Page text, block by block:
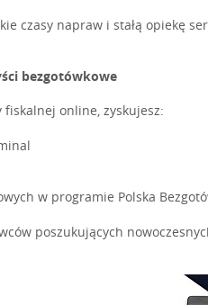
czasy napraw i stałą opiekę
bezgotówkowe
online, zyskujesz:
w programie Polska
poszukujących